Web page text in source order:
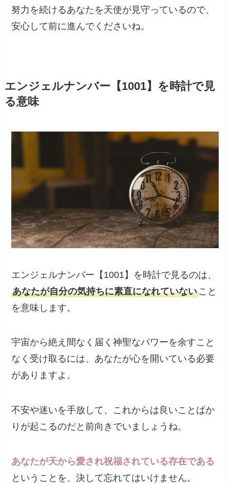
努力を続けるあなたを天使が見守っているので、
安心して前に進んでくださいね。
エンジェルナンバー【1001】を時計で見
る意味
エンジェルナンバー【1001】を時計で見るのは、
あなたが自分の気持ちに素直になれていないこと
を意味します。
宇宙から絶え間なく届く神聖なパワーを余すこと
なく受け取るには、あなたが心を開いている必要
がありますよ。
不安や迷いを手放して、これからは良いことばか
りが起こるのだと前向きでいましょうね。
あなたが天から愛され祝福されている存在である
ということを、決して忘れてはいけません。